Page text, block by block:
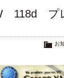
118d プ
お